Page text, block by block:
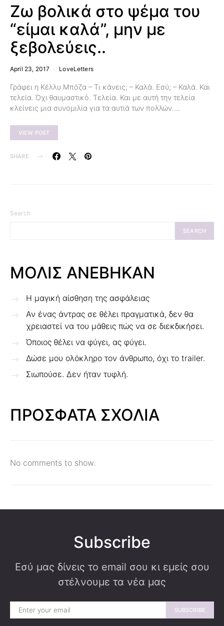
Ζω βολικά στο ψέμα του
“είμαι καλά”, μην με
ξεβολεύεις..
April 23, 2017 LoveLetters
Γράφει η Κέλλυ Μπόζα – Τι κάνεις; – Καλά. Εσύ; – Καλά. Και
τελεία. Όχι θαυμαστικό. Τελεία. Και με αυτή την τελεία
κλείνεις μια συνομιλία για τα αυτιά των πολλών.…
VIEW POST
SHARE
Search
SEARCH
ΜΟΛΙΣ ΑΝΕΒΗΚΑΝ
Η μαγική αίσθηση της ασφάλειας
Αν ένας άντρας σε θέλει πραγματικά, δεν θα
χρειαστεί να του μάθεις πώς να σε διεκδικήσει.
Όποιος θέλει να φύγει, ας φύγει.
Δώσε μου ολόκληρο τον άνθρωπο, όχι το trailer.
Σιωπούσε. Δεν ήταν τυφλή.
ΠΡΟΣΦΑΤΑ ΣΧΟΛΙΑ
No comments to show.
Subscribe
Εσύ μας δίνεις το email σου κι εμείς σου
στέλνουμε τα νέα μας
SUBSCRIBE